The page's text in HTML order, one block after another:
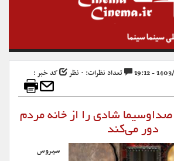
تعداد نظرات: ۰ نظر
کد خبر :
شادی را از خانه مردم
دور می‌کند
سیروس